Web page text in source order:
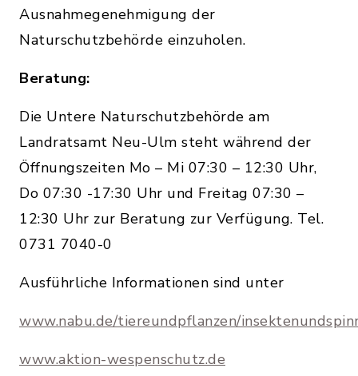
Ausnahmegenehmigung der
Naturschutzbehörde einzuholen.
Beratung:
Die Untere Naturschutzbehörde am
Landratsamt Neu-Ulm steht während der
Öffnungszeiten Mo – Mi 07:30 – 12:30 Uhr,
Do 07:30 -17:30 Uhr und Freitag 07:30 –
12:30 Uhr zur Beratung zur Verfügung. Tel.
0731 7040-0
Ausführliche Informationen sind unter
www.nabu.de/tiereundpflanzen/
www.aktion-wespenschutz.de